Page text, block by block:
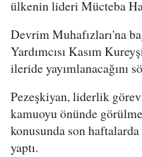
ülkenin lideri Mücteba
Devrim Muhafızları'na
Yardımcısı Kasım
ileride yayımlanacağını
Pezeşkiyan, liderlik
kamuoyu önünde
konusunda son
yaptı.